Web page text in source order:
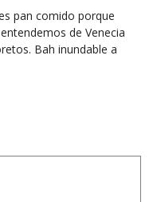
pan comido porque
de Venecia
Bah inundable a